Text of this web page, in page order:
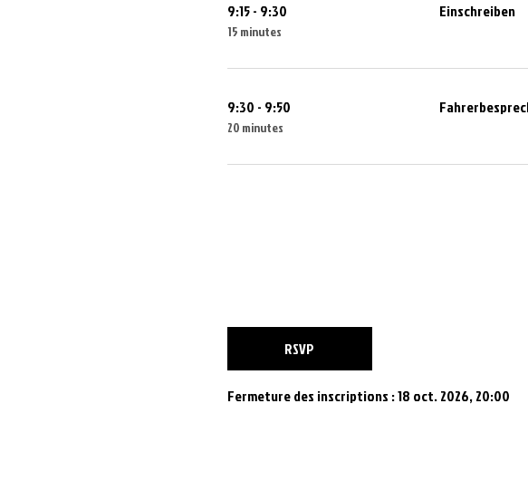
9:15 - 9:30
15 minutes
Einschreiben
9:30 - 9:50
20 minutes
RSVP
Fermeture des inscriptions : 18 oct. 2026, 20:00